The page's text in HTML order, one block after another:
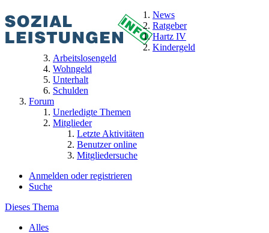
News
Ratgeber
Hartz IV
Kindergeld
Arbeitslosengeld
Wohngeld
Unterhalt
Schulden
Forum
Unerledigte Themen
Mitglieder
Letzte Aktivitäten
Benutzer online
Mitgliedersuche
Anmelden oder registrieren
Suche
Dieses Thema
Alles